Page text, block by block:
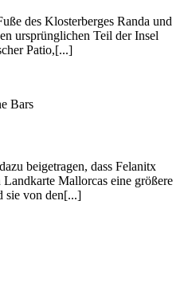
des Klosterberges Randa und
ursprünglichen Teil der Insel
Patio,[...]
Bars
beigetragen, dass Felanitx
Mallorcas eine größere
sie von den[...]